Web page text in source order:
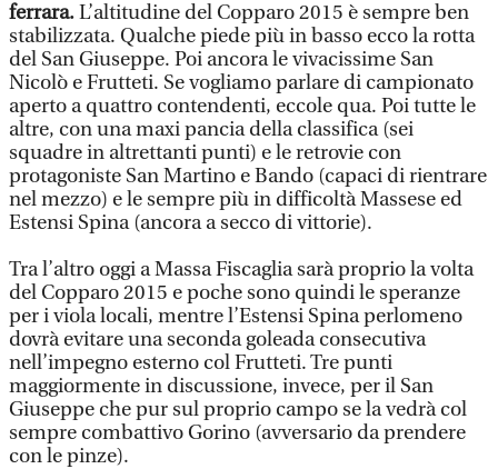
ferrara.L’altitudine del Copparo 2015 è sempre ben
stabilizzata. Qualche piede più in basso ecco la rotta
del San Giuseppe. Poi ancora le vivacissime San
Nicolò e Frutteti. Se vogliamo parlare di campionato
aperto a quattro contendenti, eccole qua. Poi tutte le
altre, con una maxi pancia della classifica (sei
squadre in altrettanti punti) e le retrovie con
protagoniste San Martino e Bando (capaci di rientrare
nel mezzo) e le sempre più in difficoltà Massese ed
Estensi Spina (ancora a secco di vittorie).
Tra l’altro oggi a Massa Fiscaglia sarà proprio la volta
del Copparo 2015 e poche sono quindi le speranze
per i viola locali, mentre l’Estensi Spina perlomeno
dovrà evitare una seconda goleada consecutiva
nell’impegno esterno col Frutteti. Tre punti
maggiormente in discussione, invece, per il San
Giuseppe che pur sul proprio campo se la vedrà col
sempre combattivo Gorino (avversario da prendere
con le pinze).